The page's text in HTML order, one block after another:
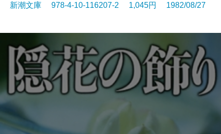
新潮文庫 978-4-10-116207-2 1,045円 1982/08/27